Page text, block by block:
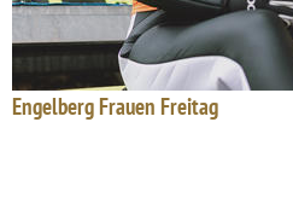
Engelberg Frauen Freitag